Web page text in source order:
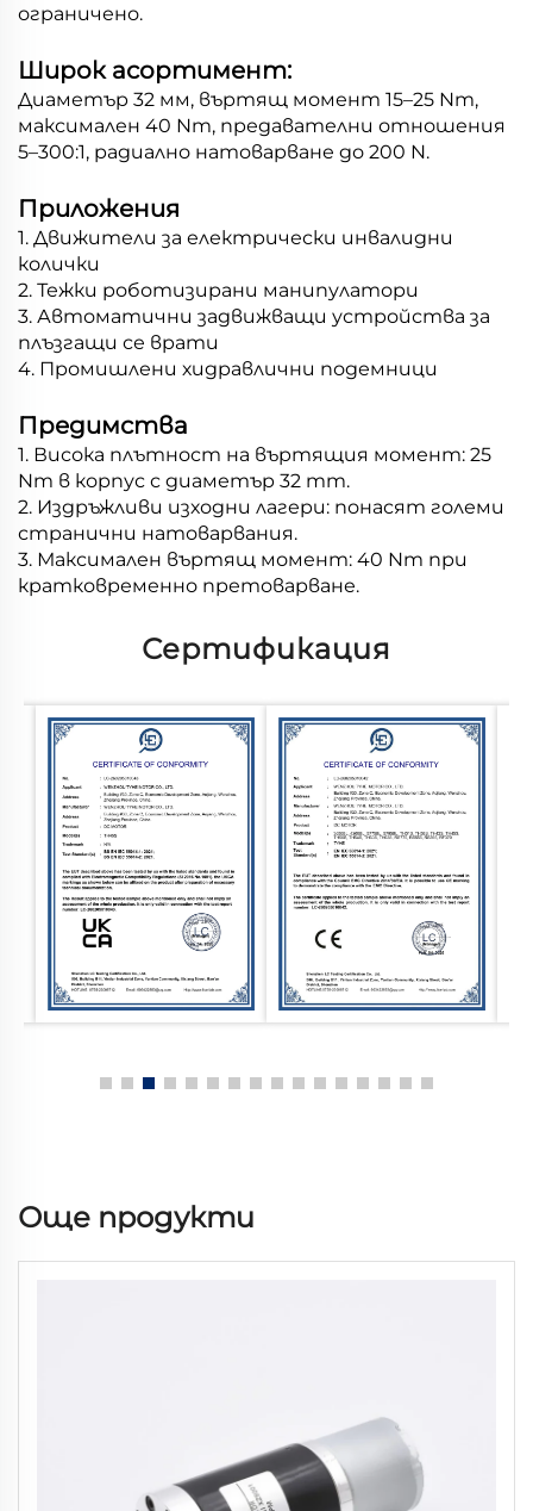
ограничено.
Широк асортимент:
Диаметър 32 мм, въртящ момент 15–25 Nm,
максимален 40 Nm, предавателни отношения
5–300:1, радиално натоварване до 200 N.
Приложения
1. Движители за електрически инвалидни
колички
2. Тежки роботизирани манипулатори
3. Автоматични задвижващи устройства за
плъзгащи се врати
4. Промишлени хидравлични подемници
Предимства
1. Висока плътност на въртящия момент: 25
Nm в корпус с диаметър 32 mm.
2. Издръжливи изходни лагери: понасят големи
странични натоварвания.
3. Максимален въртящ момент: 40 Nm при
кратковременно претоварване.
Сертификация
Още продукти